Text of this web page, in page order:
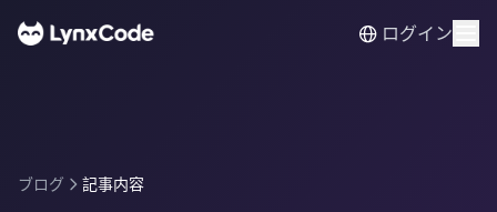
ログイン
ブログ 記事内容